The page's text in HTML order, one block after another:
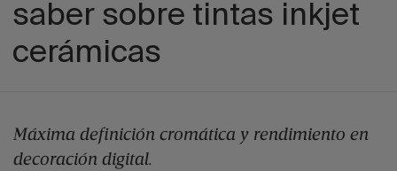
saber sobre tintas inkjet
cerámicas
Máxima definición cromática y rendimiento en
decoración digital.